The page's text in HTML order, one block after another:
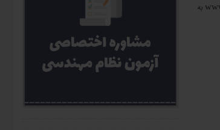
سرپرست معاونت مسکن و ساختمان اداره کل راه و شهرسازی کردستان گفت: نتایج آزمون‌ها حدود دو ماه بعد از طریق وب‌سایت دفتر بخش سامانه آزمون‌ها به نشانی www.inbr.ir به